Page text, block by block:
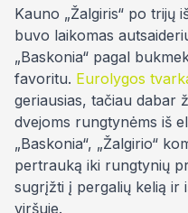
Kauno „Žalgiris“ po trijų
buvo laikomas
„Baskonia“ pagal
favoritu. Eurolygos
geriausias, tačiau dabar
dvejoms rungtynėms iš
„Baskonia“, „Žalgirio“
pertrauką iki rungtynių
sugrįžti į pergalių kelią ir
viršuje.